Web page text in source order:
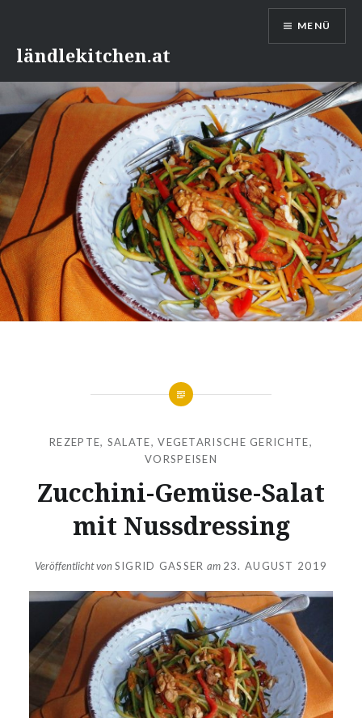
Inhaltländlekitchen.at
MENÜ
REZEPTE, SALATE,VEGETARISCHE GERICHTE,
VORSPEISEN
Zucchini-Gemüse-Salat
mit Nussdressing
Veröffentlicht vonSIGRID GASSER am 23. AUGUST 2019